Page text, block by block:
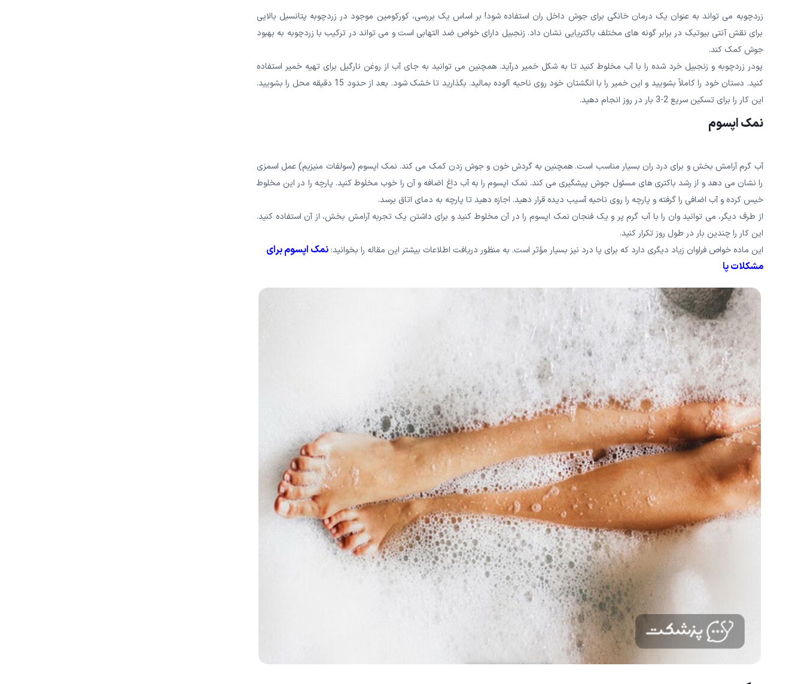
زردچوبه می تواند به عنوان یک درمان خانگی برای جوش داخل ران استفاده شود! بر اساس یک بررسی، کورکومین موجود در زردچوبه پتانسیل بالایی
برای نقش آنتی بیوتیک در برابر گونه های مختلف باکتریایی نشان داد. زنجبیل دارای خواص ضد التهابی است و می تواند در ترکیب با زردچوبه به بهبود
جوش کمک کند.
پودر زردچوبه و زنجبیل خرد شده را با آب مخلوط کنید تا به شکل خمیر درآید. همچنین می توانید به جای آب از روغن نارگیل برای تهیه خمیر استفاده
کنید. دستان خود را کاملاً بشویید و این خمیر را با انگشتان خود روی ناحیه آلوده بمالید. بگذارید تا خشک شود. بعد از حدود 15 دقیقه محل را بشویید.
این کار را برای تسکین سریع 2-3 بار در روز انجام دهید.
نمک اپسوم
آب گرم آرامش بخش و برای درد ران بسیار مناسب است. همچنین به گردش خون و جوش زدن کمک می کند. نمک اپسوم (سولفات منیزیم) عمل اسمزی
را نشان می دهد و از رشد باکتری های مسئول جوش پیشگیری می کند. نمک اپسوم را به آب داغ اضافه و آن را خوب مخلوط کنید. پارچه را در این مخلوط
خیس کرده و آب اضافی را گرفته و پارچه را روی ناحیه آسیب دیده قرار دهید. اجازه دهید تا پارچه به دمای اتاق برسد.
از طرف دیگر، می توانید وان را با آب گرم پر و یک فنجان نمک اپسوم را در آن مخلوط کنید و برای داشتن یک تجربه آرامش بخش، از آن استفاده کنید.
این کار را چندین بار در طول روز تکرار کنید.
این ماده خواص فراوان زیاد دیگری دارد که برای پا درد نیز بسیار مؤثر است. به منظور دریافت اطلاعات بیشتر این مقاله را بخوانید:نمک اپسوم برای
مشکلات پا